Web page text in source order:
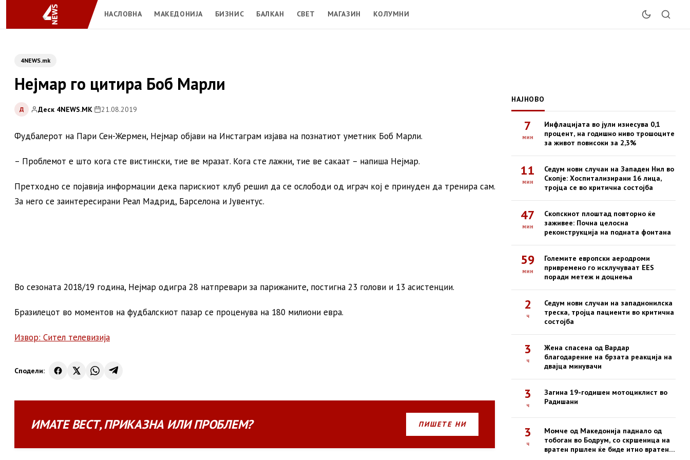
НАСЛОВНА МАКЕДОНИЈА БИЗНИС БАЛКАН СВЕТ МАГАЗИН КОЛУМНИ
4NEWS.mk
Нејмар го цитира Боб Марли
Д Деск 4NEWS.MK| 21.08.2019
Фудбалерот на Пари Сен-Жермен, Нејмар објави на Инстаграм изјава на познатиот уметник Боб Марли.
– Проблемот е што кога сте вистински, тие ве мразат. Кога сте лажни, тие ве сакаат – напиша Нејмар.
Претходно се појавија информации дека парискиот клуб решил да се ослободи од играч кој е принуден да тренира сам.
За него се заинтересирани Реал Мадрид, Барселона и Јувентус.
Во сезоната 2018/19 година, Нејмар одигра 28 натпревари за парижаните, постигна 23 голови и 13 асистенции.
Бразилецот во моментов на фудбалскиот пазар се проценува на 180 милиони евра.
Извор: Сител телевизија
Сподели:
ИМАТЕВЕСТ,ПРИКАЗНА ИЛИПРОБЛЕМ? ПИШЕТЕ НИ
НАЈНОВО
7
мин
Инфлацијата во јули изнесува 0,1
процент, на годишно ниво трошоците
за живот повисоки за 2,3%
11
мин
Седум нови случаи на Западен Нил во
Скопје: Хоспитализирани 16 лица,
тројца се во критична состојба
47
мин
Скопскиот плоштад повторно ќе
заживее: Почна целосна
реконструкција на подната фонтана
59
мин
Големите европски аеродроми
привремено го исклучуваат EES
поради метеж и доцнења
2
ч
Седум нови случаи на западнонилска
треска, тројца пациенти во критична
состојба
3
ч
Жена спасена од Вардар
благодарение на брзата реакција на
двајца минувачи
3
ч
Загина 19-годишен мотоциклист во
Радишани
3
ч
Момче од Македонија паднало од
тобоган во Бодрум, со скршеница на
вратен пршлен ќе биде итно вратено